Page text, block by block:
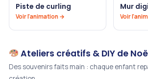
Piste de curling
Voir l'animation →
Mur
Voir
Ateliers créatifs & DIY de
Des souvenirs faits main : chaque enfant